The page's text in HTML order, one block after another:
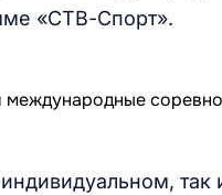
«СТВ-Спорт».